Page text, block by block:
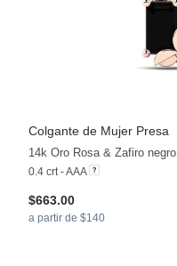
Colgante de Mujer Presa
14k Oro Rosa & Zafiro negro
0.4 crt - AAA
$663.00
a partir de $140